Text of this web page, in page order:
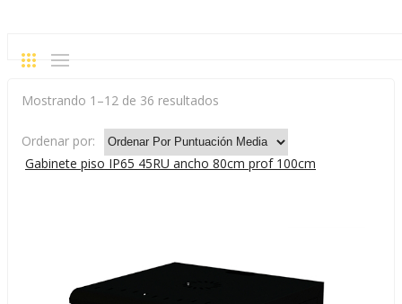
Mostrando 1–12 de 36 resultados
por
puntuación
Ordenar por:
Gabinete piso IP65 45RU ancho 80cm prof 100cm